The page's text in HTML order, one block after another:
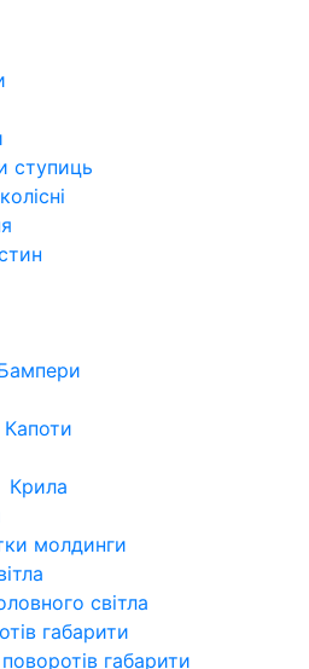
ступиць
Капоти
Крила
молдинги
світла
габарити